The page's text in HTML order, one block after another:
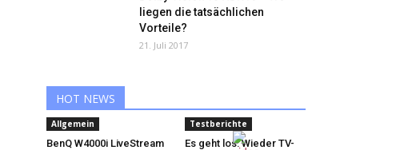
liegen die tatsächlichen
Vorteile?
21. Juli 2017
HOT NEWS
Allgemein
BenQ W4000i LiveStream
Testberichte
Es geht los: Wieder TV-